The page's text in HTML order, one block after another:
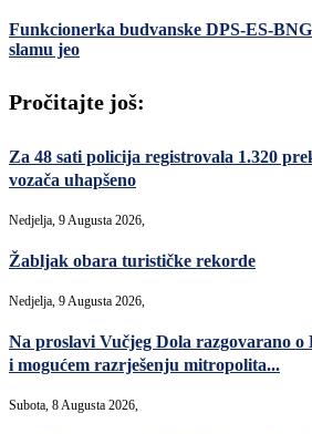
Funkcionerka budvanske DPS-ES-
slamu jeo
Pročitajte još:
Za 48 sati policija registrovala 1.320
vozača uhapšeno
Nedjelja, 9 Augusta 2026,
Žabljak obara turističke rekorde
Nedjelja, 9 Augusta 2026,
Na proslavi Vučjeg Dola razgovarano
i mogućem razrješenju mitropolita...
Subota, 8 Augusta 2026,